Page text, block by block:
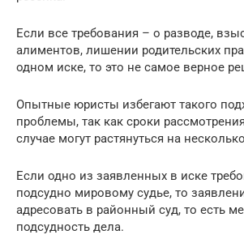
Если все требования – о разводе,
алиментов, лишении родительских
одном иске, то это не самое верное
Опытные юристы избегают такого
проблемы, так как сроки
случае могут растянуться на
Если одно из заявленных в иске
подсудно мировому судье, то
адресовать в районный суд, то есть
подсудность дела.